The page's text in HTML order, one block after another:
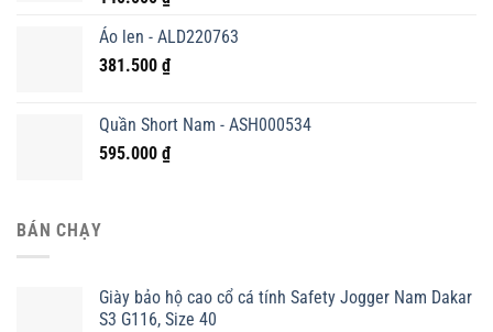
Áo len - ALD220763
381.500 ₫
Quần Short Nam - ASH000534
595.000 ₫
BÁN CHẠY
Giày bảo hộ cao cổ cá tính Safety Jogger Nam Dakar
S3 G116, Size 40